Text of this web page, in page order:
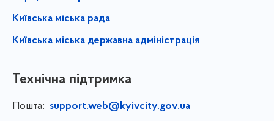
Київська міська рада
Київська міська державна адміністрація
Технічна підтримка
Пошта: support.web@kyivcity.gov.ua